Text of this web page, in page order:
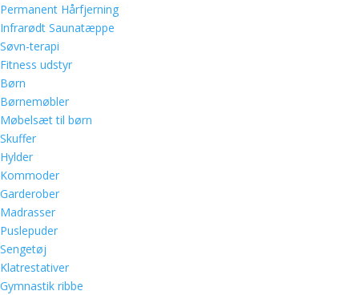
Permanent Hårfjerning
Infrarødt Saunatæppe
Søvn-terapi
Fitness udstyr
Børn
Børnemøbler
Møbelsæt til børn
Skuffer
Hylder
Kommoder
Garderober
Madrasser
Puslepuder
Sengetøj
Klatrestativer
Gymnastik ribbe